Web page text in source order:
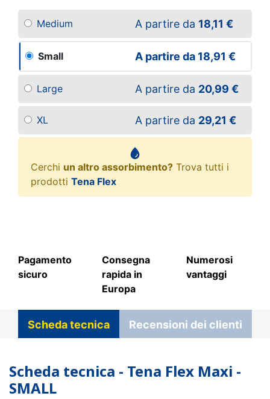
Medium A partire da 18,11 €
Small A partire da 18,91 €
Large A partire da 20,99 €
XL A partire da 29,21 €
Cerchi un altro assorbimento? Trova tutti i
prodotti Tena Flex
Pagamento
sicuro
Consegna
rapida in
Europa
Numerosi
vantaggi
Scheda tecnica Recensioni dei clienti
Scheda tecnica - Tena Flex Maxi -
SMALL